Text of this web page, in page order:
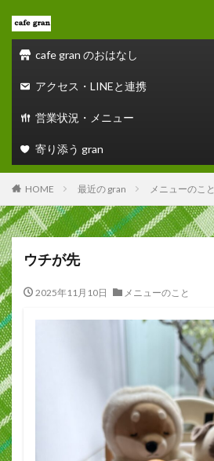
cafe gran のおはなし
アクセス・LINEと連携
営業状況・メニュー
寄り添う gran
HOME 最近の gran メニューのこと
ウチが先
2025年11月10日 メニューのこと